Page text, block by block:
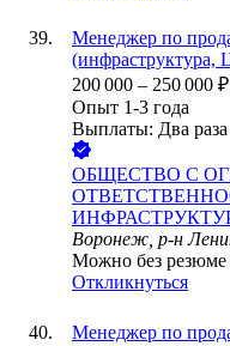
Менеджер по
200 000 – 250 000 ₽
Опыт 1-3 года
Выплаты: Два раза
ОБЩЕСТВО С
Воронеж, р-н
Можно без резюме
Откликнуться
Менеджер по